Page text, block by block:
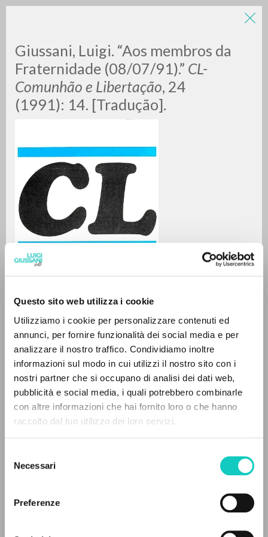
Questo sito web utilizza i cookie
Utilizziamo i cookie per personalizzare contenuti ed
annunci, per fornire funzionalità dei social media e per
analizzare il nostro traffico. Condividiamo inoltre
informazioni sul modo in cui utilizzi il nostro sito con i
nostri partner che si occupano di analisi dei dati web,
pubblicità e social media, i quali potrebbero combinarle
con altre informazioni che hai fornito loro o che hanno
raccolto dal tuo utilizzo dei loro servizi.
delNecessari
Preferenze
Giussani, Luigi. “Aos membros da
Fraternidade (08/07/91).” CL-
Comunhão e Libertação, 24
(1991): 14. [Tradução].
Giussani LuigiAutore
Portoghese BR
CL-Comunhão e Libertação
1991
Pagine: 1
LUIGI
GIUSSANI
0DOCUMENTI TROVATI
RISULTATI SUCCESSIVI